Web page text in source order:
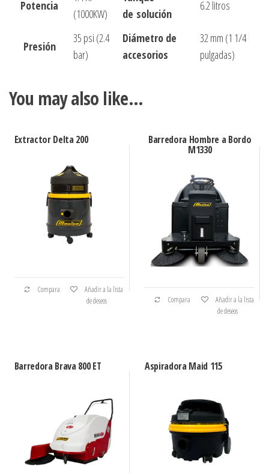
Potencia
(1000KW)
de solución
6.2 litros
Presión
35 psi (2.4
bar)
Diámetro de
accesorios
32 mm (1 1/4
pulgadas)
You may also like…
Extractor Delta 200
Compara
Añadir a la lista
de deseos
Barredora Hombre a Bordo
M1330
Compara
Añadir a la lista
de deseos
Barredora Brava 800 ET Aspiradora Maid 115